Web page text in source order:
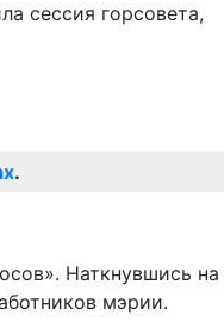
сессия горсовета,
.
Наткнувшись на
мэрии.